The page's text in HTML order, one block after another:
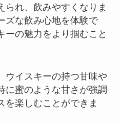
られ、飲みやすくなりま
ズな飲み心地を体験で
ーの魅力をより掴むこと
ウイスキーの持つ甘味や
に蜜のような甘さが強調
を楽しむことができま